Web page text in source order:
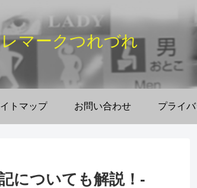
レマークつれづれ
トマップ お問い合わせ プライ
についても解説！‐